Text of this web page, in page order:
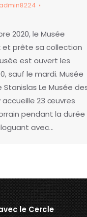
admin8224
2020, le Musée
et prête sa collection
est ouvert les
sauf le mardi. Musée
Le Musée
accueille 23 œuvres
pendant la durée
avec…
le Cercle